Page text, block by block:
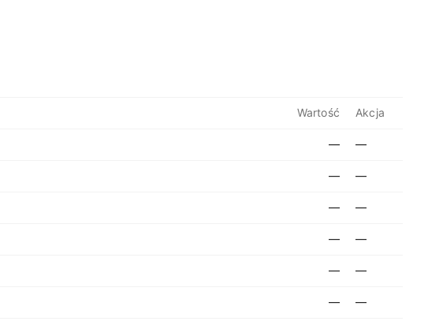
Wartość Akcja
— —
— —
— —
— —
— —
— —